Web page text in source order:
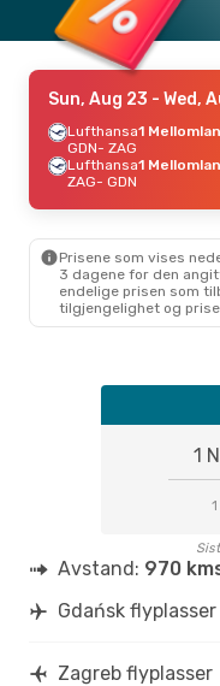
Sun, Aug 23 - Wed,
Lufthansa1
GDN- ZAG
Lufthansa1
ZAG- GDN
Prisene som vises
3 dagene for den
endelige prisen som
tilgjengelighet og
1
Avstand: 970
Gdańsk flyplasser
Zagreb flyplasser